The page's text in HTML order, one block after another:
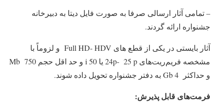
– تمامی آثار ارسالی صرفا به صورت فایل دیتا به دبیرخانه
جشنواره ارائه گردند.
آثار بایستی در یکی از قطع های Full HD- HDV و لزوماً با
مشخصه فریم‌ریت‌های 24p- 25 p یا 50 i و حد اقل حجم Mb 750
و حداکثر Gb 4 به دفتر جشنواره تحویل داده شوند.
فرمت‌های قابل پذیرش: